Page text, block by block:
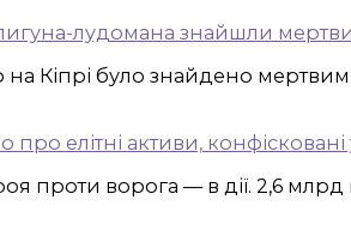
лудомана знайшли
на Кіпрі було знайдено
елітні активи,
проти ворога — в дії. 2,6